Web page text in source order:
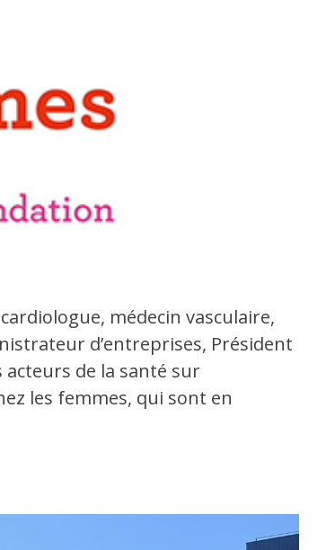
médecin vasculaire,
d’entreprises, Président
acteurs de la santé sur
les femmes, qui sont en